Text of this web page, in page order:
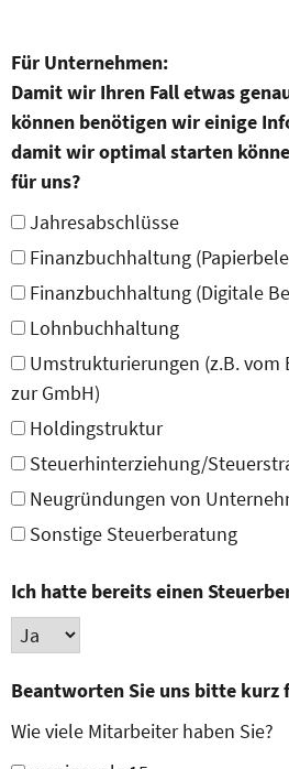
Für Unternehmen:
Damit wir Ihren Fall etwas
können benötigen wir einige
damit wir optimal starten
für uns?
Jahresabschlüsse
Finanzbuchhaltung
Finanzbuchhaltung (Digitale
Lohnbuchhaltung
Umstrukturierungen (z.B. vom
zur GmbH)
Holdingstruktur
Steuerhinterziehung/
Neugründungen von
Sonstige Steuerberatung
Ich hatte bereits einen
Beantworten Sie uns bitte kurz
Wie viele Mitarbeiter haben Sie?